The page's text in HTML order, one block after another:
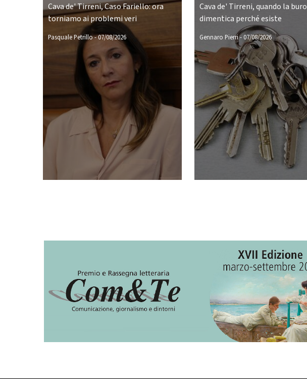
Cava de' Tirreni, Caso Fariello: ora
torniamo ai problemi veri
Pasquale Petrillo-07/08/2026
Cava de' Tirreni, quando la
dimentica perché esiste
Gennaro Pierri- 07/08/2026